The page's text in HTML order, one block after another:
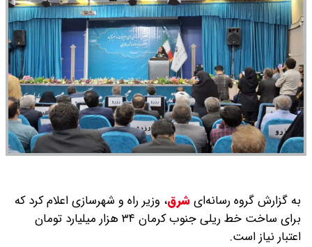
به گزارش گروه رسانه‌ایشرق، وزیر راه و شهرسازی اعلام کرد که
برای ساخت خط ریلی جنوب کرمان ۳۴ هزار میلیارد تومان
اعتبار نیاز است.